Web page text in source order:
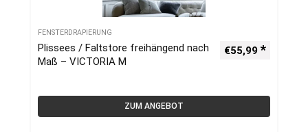
FENSTERDRAPIERUNG
Plissees / Faltstore freihängend nach
Maß – VICTORIA M
€55,99
ZUM ANGEBOT